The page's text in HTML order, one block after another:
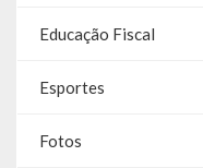
Planos
Publicações Oficiais
Educação Fiscal
Esportes
Fotos